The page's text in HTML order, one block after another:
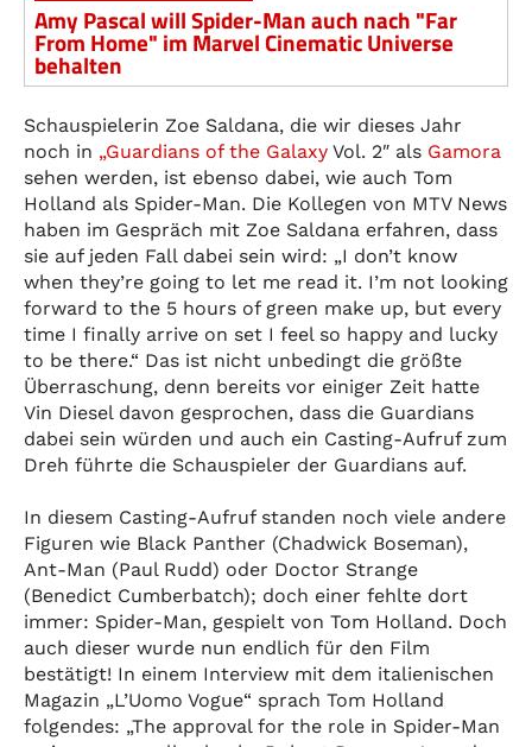
Amy Pascal will Spider-Man auch nach "Far
From Home" im Marvel Cinematic Universe
behalten
Schauspielerin Zoe Saldana, die wir dieses Jahr
noch in „Guardians of the Galaxy Vol. 2″ als Gamora
sehen werden, ist ebenso dabei, wie auch Tom
Holland als Spider-Man. Die Kollegen von MTV News
haben im Gespräch mit Zoe Saldana erfahren, dass
sie auf jeden Fall dabei sein wird: „I don’t know
when they’re going to let me read it. I’m not looking
forward to the 5 hours of green make up, but every
time I finally arrive on set I feel so happy and lucky
to be there.“ Das ist nicht unbedingt die größte
Überraschung, denn bereits vor einiger Zeit hatte
Vin Diesel davon gesprochen, dass die Guardians
dabei sein würden und auch ein Casting-Aufruf zum
Dreh führte die Schauspieler der Guardians auf.
In diesem Casting-Aufruf standen noch viele andere
Figuren wie Black Panther (Chadwick Boseman),
Ant-Man (Paul Rudd) oder Doctor Strange
(Benedict Cumberbatch); doch einer fehlte dort
immer: Spider-Man, gespielt von Tom Holland. Doch
auch dieser wurde nun endlich für den Film
bestätigt! In einem Interview mit dem italienischen
Magazin „L’Uomo Vogue“ sprach Tom Holland
folgendes: „The approval for the role in Spider-Man